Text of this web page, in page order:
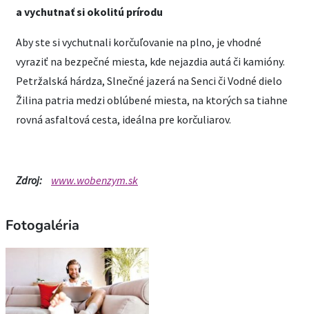
a vychutnať si okolitú prírodu
Aby ste si vychutnali korčuľovanie na plno, je vhodné
vyraziť na bezpečné miesta, kde nejazdia autá či kamióny.
Petržalská hárdza, Slnečné jazerá na Senci či Vodné dielo
Žilina patria medzi oblúbené miesta, na ktorých sa tiahne
rovná asfaltová cesta, ideálna pre korčuliarov.
Zdroj: www.wobenzym.sk
Fotogaléria